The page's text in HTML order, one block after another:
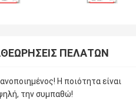
ΠΕΛΑΤΏΝ
Η ποιότητα είναι
την συμπαθώ!